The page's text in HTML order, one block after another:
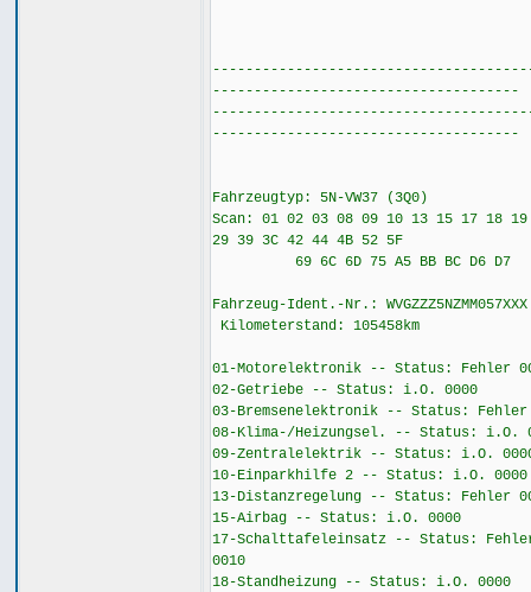
-------------------------------------
-------------------------------------
Fahrzeugtyp: 5N-VW37 (3Q0)
Scan: 01 02 03 08 09 10 13 15 17 18 19
29 39 3C 42 44 4B 52 5F
69 6C 6D 75 A5 BB BC D6 D7
Fahrzeug-Ident.-Nr.:
Kilometerstand: 105458km
01-Motorelektronik -- Status: Fehler
02-Getriebe -- Status: i.O. 0000
03-Bremsenelektronik -- Status: Fehler
08-Klima-/Heizungsel. -- Status: i.O.
09-Zentralelektrik -- Status: i.O.
10-Einparkhilfe 2 -- Status: i.O. 0000
13-Distanzregelung -- Status: Fehler
15-Airbag -- Status: i.O. 0000
17-Schalttafeleinsatz -- Status:
0010
18-Standheizung -- Status: i.O. 0000